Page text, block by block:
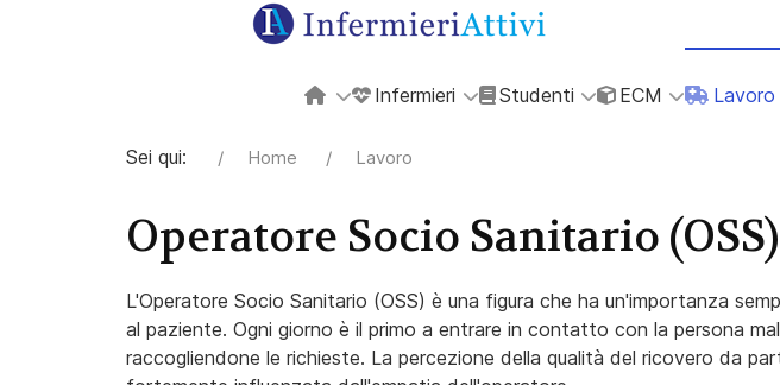
Infermieri Studenti ECM Lavoro
Sei qui: Home Lavoro
Operatore Socio Sanitario (OSS)
L'Operatore Socio Sanitario (OSS) è una figura che ha un'importanza
al paziente. Ogni giorno è il primo a entrare in contatto con la persona
raccogliendone le richieste. La percezione della qualità del ricovero da